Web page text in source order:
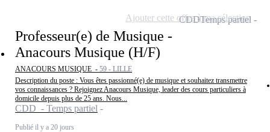
Professeur(e) de Musique -
Anacours Musique (H/F)
ANACOURS MUSIQUE - 59 - LILLE
Description du poste : Vous êtes passionné(e) de musique et souhaitez transmettre
vos connaissances ? Rejoignez Anacours Musique, leader des cours particuliers à
domicile depuis plus de 25 ans. Nous...
CDD - Temps partiel
Publié il y a 20 jours
CDDTemps partiel
Ajouter cette offre à ma sélection